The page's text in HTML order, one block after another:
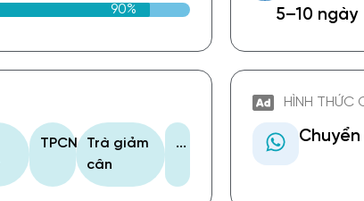
90%
5–10 ngày
TPCN
Trà giảm
cân
...
HÌNH THỨC